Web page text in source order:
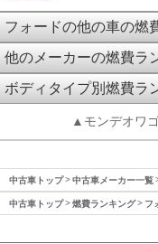
フォードの他の車の燃
他のメーカーの燃費ラ
ボディタイプ別燃費ラ
▲モンデオワ
中古車トップ 中古車メーカー一覧
中古車トップ 燃費ランキング フ